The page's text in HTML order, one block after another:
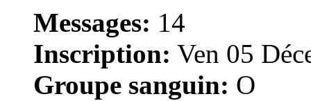
Messages: 14
Inscription: Ven 05
Groupe sanguin: O